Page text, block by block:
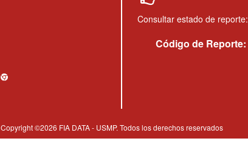
Consultar estado de reporte:
Código de Reporte:
Copyright ©2026 FIA DATA - USMP. Todos los derechos reservados